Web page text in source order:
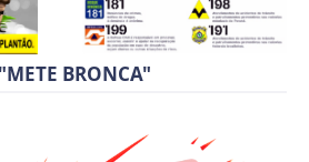
BRONCA"